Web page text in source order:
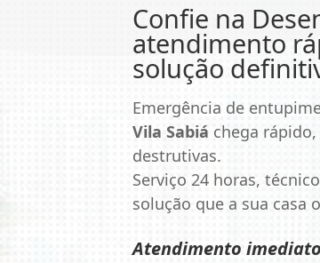
Confie na
atendimento
solução
Emergência de
Vila Sabiá chega
destrutivas.
Serviço 24 horas,
solução que a sua casa
Atendimento imediato